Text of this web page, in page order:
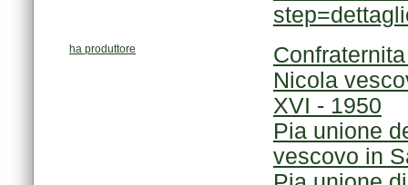
ha produttore
XVI - 1950
vescovo in